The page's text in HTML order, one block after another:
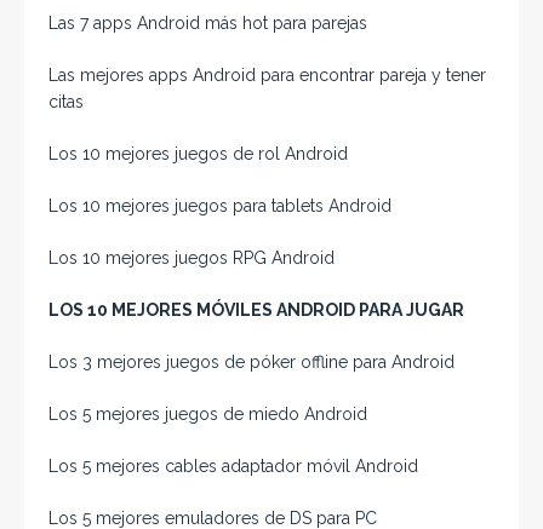
Las 7 apps Android más hot para parejas
Las mejores apps Android para encontrar pareja y tener
citas
Los 10 mejores juegos de rol Android
Los 10 mejores juegos para tablets Android
Los 10 mejores juegos RPG Android
LOS 10 MEJORES MÓVILES ANDROID PARA JUGAR
Los 3 mejores juegos de póker offline para Android
Los 5 mejores juegos de miedo Android
Los 5 mejores cables adaptador móvil Android
Los 5 mejores emuladores de DS para PC